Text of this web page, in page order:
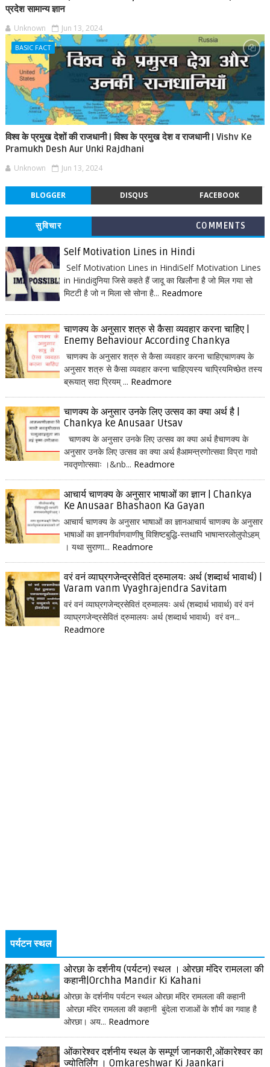
प्रदेश सामान्य ज्ञान
Unknown Jun 13, 2024
BASIC FACT
विश्व के प्रमुख देशों की राजधानी | विश्व के प्रमुख देश व राजधानी | Vishv Ke
Pramukh Desh Aur Unki Rajdhani
Unknown Jun 13, 2024
BLOGGER DISQUS FACEBOOK
सुविचार COMMENTS
Self Motivation Lines in Hindi
Self Motivation Lines in HindiSelf Motivation Lines
in Hindiदुनिया जिसे कहते हैं जादू का खिलौना है जो मिल गया सो
मिटटी है जो न मिला सो सोना है... Readmore
चाणक्य के अनुसार शत्रु से कैसा व्यवहार करना चाहिए |
Enemy Behaviour According Chankya
चाणक्य के अनुसार शत्रु से कैसा व्यवहार करना चाहिएचाणक्य के
अनुसार शत्रु से कैसा व्यवहार करना चाहिएयस्य चाप्रियमिच्छेत तस्य
ब्रूयात् सदा प्रियम् ... Readmore
चाणक्य के अनुसार उनके लिए उत्सव का क्या अर्थ है |
Chankya ke Anusaar Utsav
चाणक्य के अनुसार उनके लिए उत्सव का क्या अर्थ हैचाणक्य के
अनुसार उनके लिए उत्सव का क्या अर्थ हैआमन्त्रणोत्सवा विप्रा गावो
नवतृणोत्सवाः ।&nb... Readmore
आचार्य चाणक्य के अनुसार भाषाओं का ज्ञान | Chankya
Ke Anusaar Bhashaon Ka Gayan
आचार्य चाणक्य के अनुसार भाषाओं का ज्ञानआचार्य चाणक्य के अनुसार
भाषाओं का ज्ञानगीर्वाणवाणीषु विशिष्टबुद्धि-स्तथापि भाषान्तरलोलुपोऽहम्
। यथा सुराणा... Readmore
वरं वनं व्याघ्रगजेन्द्रसेवितं द्रुमालयः अर्थ (शब्दार्थ भावार्थ) |
Varam vanm Vyaghrajendra Savitam
वरं वनं व्याघ्रगजेन्द्रसेवितं द्रुमालयः अर्थ (शब्दार्थ भावार्थ) वरं वनं
व्याघ्रगजेन्द्रसेवितं द्रुमालयः अर्थ (शब्दार्थ भावार्थ) वरं वन...
Readmore
पर्यटन स्थल
ओरछा के दर्शनीय (पर्यटन) स्थल । ओरछा मंदिर रामलला की
कहानी|Orchha Mandir Ki Kahani
ओरछा के दर्शनीय पर्यटन स्थल ओरछा मंदिर रामलला की कहानी
ओरछा मंदिर रामलला की कहानी बुंदेला राजाओं के शौर्य का गवाह है
ओरछा। अय... Readmore
ओंकारेश्वर दर्शनीय स्थल के सम्पूर्ण जानकारी,ओंकारेश्वर का
ज्योतिर्लिंग । Omkareshwar Ki Jaankari